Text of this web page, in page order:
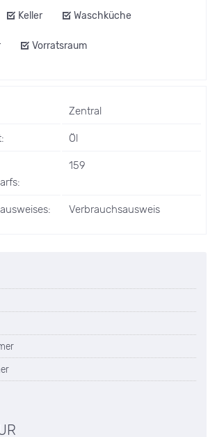
Keller Waschküche
Vorratsraum
Zentral
Öl
159
Verbrauchsausweis